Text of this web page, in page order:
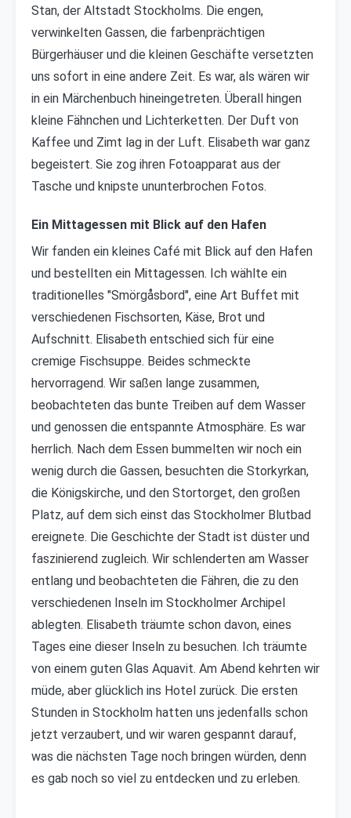
Stan, der Altstadt Stockholms. Die engen,
verwinkelten Gassen, die farbenprächtigen
Bürgerhäuser und die kleinen Geschäfte versetzten
uns sofort in eine andere Zeit. Es war, als wären wir
in ein Märchenbuch hineingetreten. Überall hingen
kleine Fähnchen und Lichterketten. Der Duft von
Kaffee und Zimt lag in der Luft. Elisabeth war ganz
begeistert. Sie zog ihren Fotoapparat aus der
Tasche und knipste ununterbrochen Fotos.
Ein Mittagessen mit Blick auf den Hafen
Wir fanden ein kleines Café mit Blick auf den Hafen
und bestellten ein Mittagessen. Ich wählte ein
traditionelles "Smörgåsbord", eine Art Buffet mit
verschiedenen Fischsorten, Käse, Brot und
Aufschnitt. Elisabeth entschied sich für eine
cremige Fischsuppe. Beides schmeckte
hervorragend. Wir saßen lange zusammen,
beobachteten das bunte Treiben auf dem Wasser
und genossen die entspannte Atmosphäre. Es war
herrlich. Nach dem Essen bummelten wir noch ein
wenig durch die Gassen, besuchten die Storkyrkan,
die Königskirche, und den Stortorget, den großen
Platz, auf dem sich einst das Stockholmer Blutbad
ereignete. Die Geschichte der Stadt ist düster und
faszinierend zugleich. Wir schlenderten am Wasser
entlang und beobachteten die Fähren, die zu den
verschiedenen Inseln im Stockholmer Archipel
ablegten. Elisabeth träumte schon davon, eines
Tages eine dieser Inseln zu besuchen. Ich träumte
von einem guten Glas Aquavit. Am Abend kehrten wir
müde, aber glücklich ins Hotel zurück. Die ersten
Stunden in Stockholm hatten uns jedenfalls schon
jetzt verzaubert, und wir waren gespannt darauf,
was die nächsten Tage noch bringen würden, denn
es gab noch so viel zu entdecken und zu erleben.